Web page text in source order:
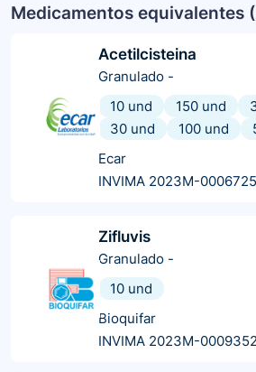
Medicamentos equivalentes (
Acetilcisteina
Granulado -
10 und
150 und
30 und
100 und
Ecar
INVIMA 2023M-
Zifluvis
Granulado -
10 und
Bioquifar
INVIMA 2023M-